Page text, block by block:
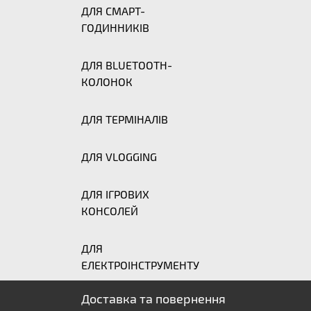
ДЛЯ СМАРТ-
ГОДИННИКІВ
ДЛЯ BLUETOOTH-
КОЛОНОК
ДЛЯ ТЕРМІНАЛІВ
ДЛЯ VLOGGING
ДЛЯ ІГРОВИХ
КОНСОЛЕЙ
ДЛЯ
ЕЛЕКТРОІНСТРУМЕНТУ
Доставка та повернення